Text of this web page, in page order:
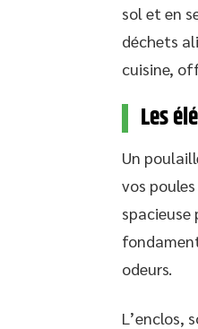
sol et en
déchets
cuisine,
Les
Un
vos
odeurs.
L’enclos,